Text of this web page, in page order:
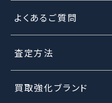
よくあるご質問
査定方法
買取強化ブランド